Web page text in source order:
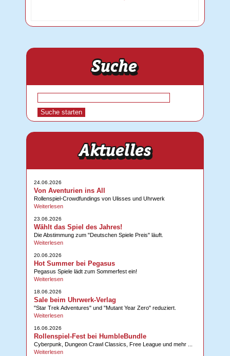
24.06.2026
Von Aventurien ins All
Rollenspiel-Crowdfundings von Ulisses und Uhrwerk
Weiterlesen
23.06.2026
Wählt das Spiel des Jahres!
Die Abstimmung zum "Deutschen Spiele Preis" läuft.
Weiterlesen
20.06.2026
Hot Summer bei Pegasus
Pegasus Spiele lädt zum Sommerfest ein!
Weiterlesen
18.06.2026
Sale beim Uhrwerk-Verlag
"Star Trek Adventures" und "Mutant Year Zero" reduziert.
Weiterlesen
16.06.2026
Rollenspiel-Fest bei HumbleBundle
Cyberpunk, Dungeon Crawl Classics, Free League und mehr ...
Weiterlesen